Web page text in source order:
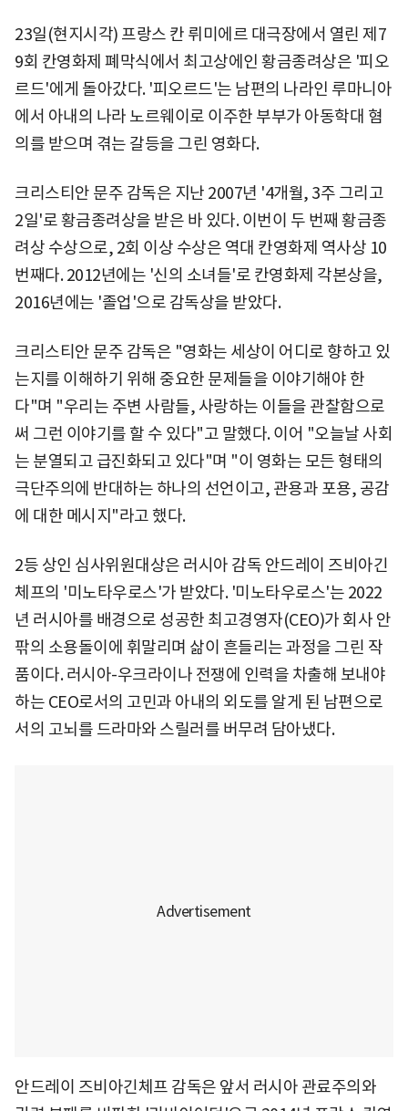
23일(현지시각) 프랑스 칸 뤼미에르 대극장에서 열린 제7
9회 칸영화제 폐막식에서 최고상에인 황금종려상은 '피오
르드'에게 돌아갔다. '피오르드'는 남편의 나라인 루마니아
에서 아내의 나라 노르웨이로 이주한 부부가 아동학대 혐
의를 받으며 겪는 갈등을 그린 영화다.
크리스티안 문주 감독은 지난 2007년 '4개월, 3주 그리고
2일'로 황금종려상을 받은 바 있다. 이번이 두 번째 황금종
려상 수상으로, 2회 이상 수상은 역대 칸영화제 역사상 10
번째다. 2012년에는 '신의 소녀들'로 칸영화제 각본상을,
2016년에는 '졸업'으로 감독상을 받았다.
크리스티안 문주 감독은 "영화는 세상이 어디로 향하고 있
는지를 이해하기 위해 중요한 문제들을 이야기해야 한
다"며 "우리는 주변 사람들, 사랑하는 이들을 관찰함으로
써 그런 이야기를 할 수 있다"고 말했다. 이어 "오늘날 사회
는 분열되고 급진화되고 있다"며 "이 영화는 모든 형태의
극단주의에 반대하는 하나의 선언이고, 관용과 포용, 공감
에 대한 메시지"라고 했다.
2등 상인 심사위원대상은 러시아 감독 안드레이 즈비아긴
체프의 '미노타우로스'가 받았다. '미노타우로스'는 2022
년 러시아를 배경으로 성공한 최고경영자(CEO)가 회사 안
팎의 소용돌이에 휘말리며 삶이 흔들리는 과정을 그린 작
품이다. 러시아-우크라이나 전쟁에 인력을 차출해 보내야
하는 CEO로서의 고민과 아내의 외도를 알게 된 남편으로
서의 고뇌를 드라마와 스릴러를 버무려 담아냈다.
안드레이 즈비아긴체프 감독은 앞서 러시아 관료주의와